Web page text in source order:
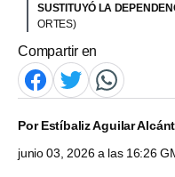
SUSTITUYÓ LA
ORTES)
Compartir en
PorEstíbaliz Aguilar
junio 03, 2026 a las 16:26